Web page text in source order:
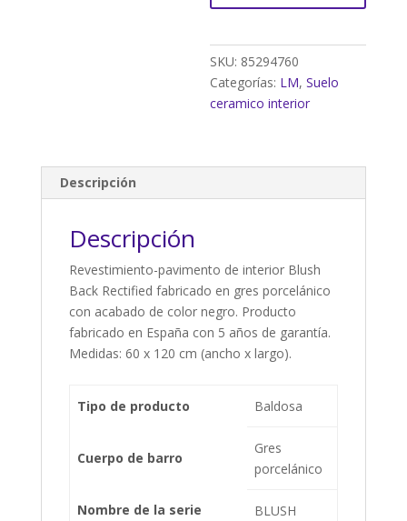
cantidad
SKU: 85294760
Categorías: LM,Suelo
ceramico interior
Descripción
Descripción
Revestimiento-pavimento de interior Blush
Back Rectified fabricado en gres porcelánico
con acabado de color negro. Producto
fabricado en España con 5 años de garantía.
Medidas: 60 x 120 cm (ancho x largo).
Tipo de producto Baldosa
Cuerpo de barro
Gres
porcelánico
Nombre de la serie BLUSH